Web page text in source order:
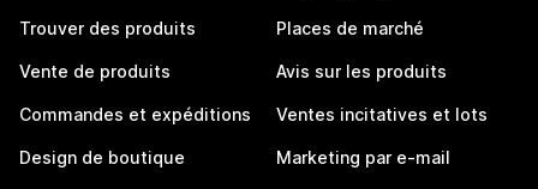
Trouver des produits
Vente de produits
Commandes et expéditions
Design de boutique
Places de marché
Avis sur les produits
Ventes incitatives et lots
Marketing par e-mail